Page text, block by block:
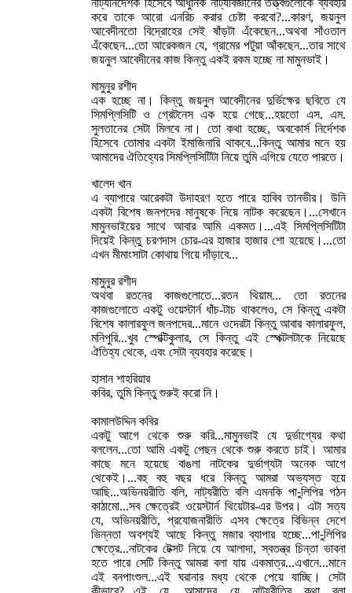
নাট্যনির্দেশক হিসেবে আধুনিক নাট্যবিজ্ঞানের তত্ত্বগুলোকে ব্যবহার
করে তাকে আরো এনরিচ করার চেষ্টা করবো?...কারণ, জয়নুল
আবেদীনতো বিদ্রোহের সেই ষাঁড়টা এঁকেছেন...অথবা সাঁওতাল
এঁকেছেন...তো আরেকজন যে, গ্রামের পটুয়া আঁকছেন...তার সাথে
জয়নুল আবেদীনের কাজ কিন্তু একই রকম হচ্ছে না মামুনভাই।
মামুনুর রশীদ
এক হচ্ছে না। কিন্তু জয়নুল আবেদীনের দুর্ভিক্ষের ছবিতে যে
সিমপ্লিসিটি ও গ্রেটনেস এক হয়ে গেছে...হয়তো এস. এম.
সুলতানের সেটা মিলবে না। তো কথা হচ্ছে, অবকোর্স নির্দেশক
হিসেবে তোমার একটা ইমাজিনারি থাকবে...কিন্তু আমার মনে হয়
আমাদের ঐতিহ্যের সিমপ্লিসিটিটা নিয়ে তুমি এগিয়ে যেতে পারতে।
খালেদ খান
এ ব্যাপারে আরেকটা উদাহরণ হতে পারে হাবিব তানভীর। উনি
একটা বিশেষ জনপদের মানুষকে নিয়ে নাটক করেছেন।...সেখানে
মামুনভাইয়ের সাথে আবার আমি একমত।...এই সিমপ্লিসিটিটা
দিয়েই কিন্তু চরণদাস চোর-এর হাজার হাজার শো হয়েছে।...তো
এখন মীমাংসাটা কোথায় গিয়ে দাঁড়াবে...
মামুনুর রশীদ
অথবা রতনের কাজগুলোতে...রতন থিয়াম... তো রতনের
কাজগুলোতে একটু ওয়েস্টার্ন ধাঁচ-টাচ থাকলেও, সে কিন্তু একটা
বিশেষ কালারফুল জনপদের...মানে ওদেরটা কিন্তু আবার কালারফুল,
মনিপুরি...খুব স্পেক্টিকুলার, সে কিন্তু এই স্পেক্টলটাকে নিয়েছে
ঐতিহ্য থেকে, এবং সেটা ব্যবহার করেছে।
হাসান শাহরিয়ার
কবির, তুমি কিন্তু শুরুই করো নি।
কামালউদ্দিন কবির
একটু আগে থেকে শুরু করি...মামুনভাই যে দুর্ভাগ্যের কথা
বললেন...তো আমি একটু পেছন থেকে শুরু করতে চাই। আমার
কাছে মনে হয়েছে বাঙলা নাটকের দুর্ভাগ্যটা অনেক আগে
থেকেই।...বহু বহু বছর ধরে কিন্তু আমরা অভ্যস্ত হয়ে
আছি...অভিনয়রীতি বলি, নাট্যরীতি বলি এমনকি পা-ুলিপির গঠন
কাঠামো...সব ক্ষেত্রেই ওয়েস্টার্ন থিয়েটার-এর উপর। এটা সত্য
যে, অভিনয়রীতি, প্রযোজনারীতি এসব ক্ষেত্রে বিভিন্ন দেশে
ভিন্নতা অবশ্যই আছে কিন্তু মজার ব্যাপার হচ্ছে...পা-ুলিপির
ক্ষেত্রে...নাটকের টেক্সট নিয়ে যে আলাদা, স্বতন্ত্র চিন্তা ভাবনা
হতে পারে সেটি কিন্তু আমরা বলা যায় একমাত্র...এখানে...মানে
এই বনপাংশুল...এই ঘরানার মধ্য থেকে পেয়ে যাচ্ছি। সেটা